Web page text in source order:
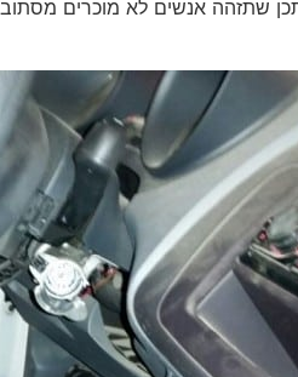
שתזהה אנשים לא מוכרים